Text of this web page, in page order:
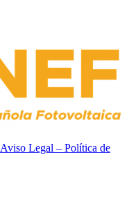
Aviso Legal – Política de